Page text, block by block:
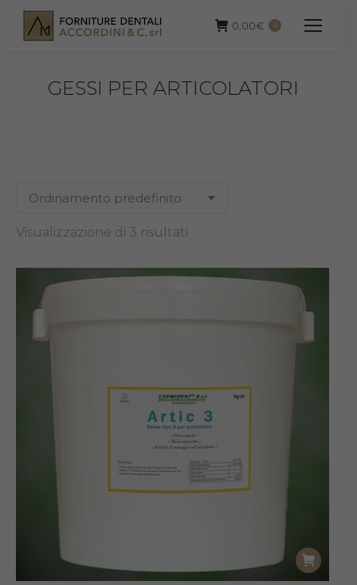
0,00€ 0
GESSI PER ARTICOLATORI
Visualizzazione di 3 risultati